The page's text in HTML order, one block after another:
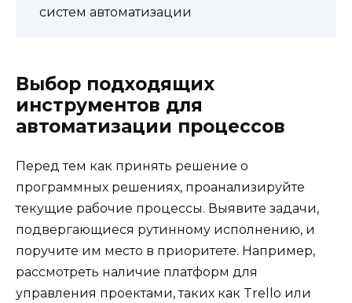
систем автоматизации
Выбор подходящих
инструментов для
автоматизации процессов
Перед тем как принять решение о
программных решениях, проанализируйте
текущие рабочие процессы. Выявите задачи,
подвергающиеся рутинному исполнению, и
поручите им место в приоритете. Например,
рассмотреть наличие платформ для
управления проектами, таких как Trello или